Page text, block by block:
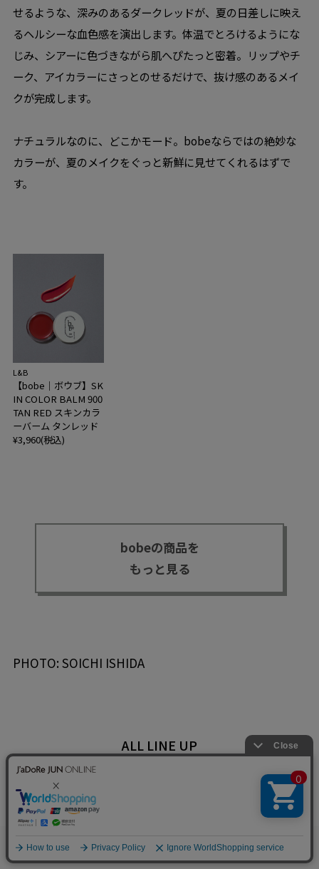
お気に入り
0
カート
せるような、深みのあるダークレッドが、夏の日差しに映え
るヘルシーな血色感を演出します。体温でとろけるようにな
じみ、シアーに色づきながら肌へぴたっと密着。リップやチ
ーク、アイカラーにさっとのせるだけで、抜け感のあるメイ
クが完成します。
ナチュラルなのに、どこかモード。bobeならではの絶妙な
カラーが、夏のメイクをぐっと新鮮に見せてくれるはずで
す。
L&B
【bobe｜ボウブ】SK
IN COLOR BALM 900
TAN RED スキンカラ
ーバーム タンレッド
¥3,960(税込)
bobeの商品を
もっと見る
PHOTO: SOICHI ISHIDA
ALL LINE UP